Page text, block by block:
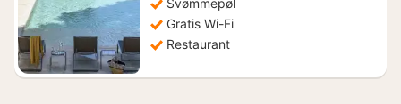
Svømmepøl
Gratis Wi-Fi
Restaurant